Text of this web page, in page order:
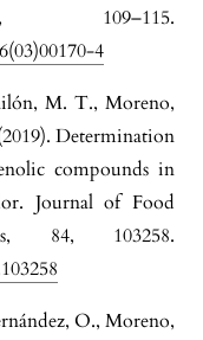
109–115.
4
M. T., Moreno,
Determination
compounds in
Journal of Food
84, 103258.
O., Moreno,